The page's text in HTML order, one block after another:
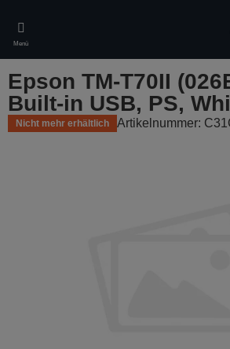
main
content
Menü
Epson TM-T70II
Built-in USB, PS,
Nicht mehr erhältlich Artikelnummer: